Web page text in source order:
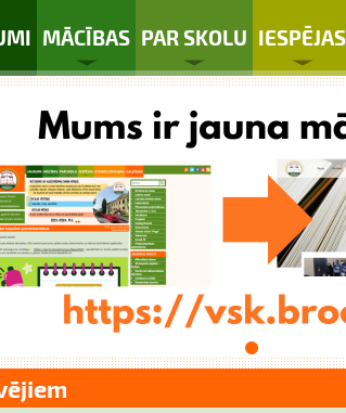
MĀCĪBAS PAR SKOLU IESPĒJAS